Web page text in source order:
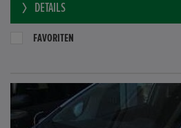
DETAILS
FAVORITEN